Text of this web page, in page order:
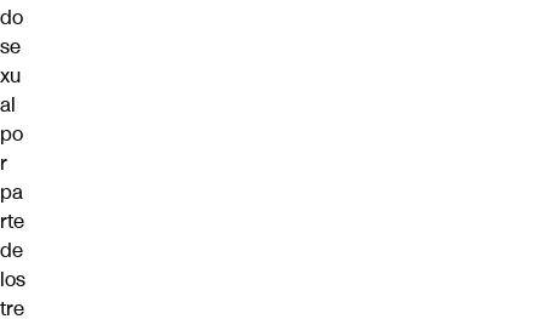
do
se
xu
al
po
r
pa
rte
de
los
tre